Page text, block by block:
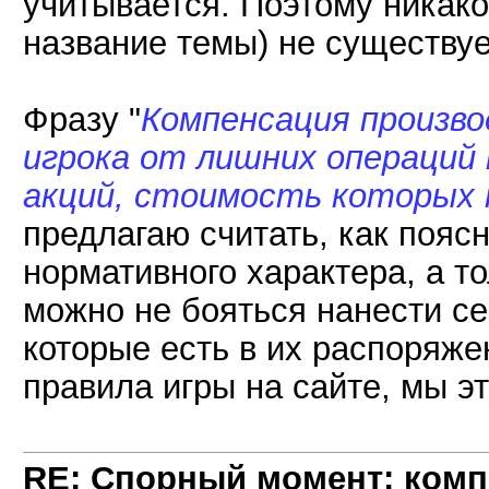
название темы) не
Фразу "Компенсация
игрока от лишних
акций, стоимость которых
предлагаю считать, как
нормативного характера, а
можно не бояться нанести
которые есть в их
правила игры на сайте, мы
RE: Спорный момент: